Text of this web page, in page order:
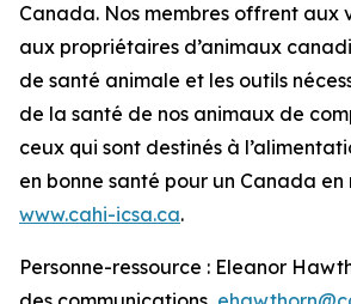
Canada. Nos membres offrent aux
aux propriétaires d’animaux
de santé animale et les outils
de la santé de nos animaux de
ceux qui sont destinés à
en bonne santé pour un Canada en
www.cahi-icsa.ca.
Personne-ressource : Eleanor